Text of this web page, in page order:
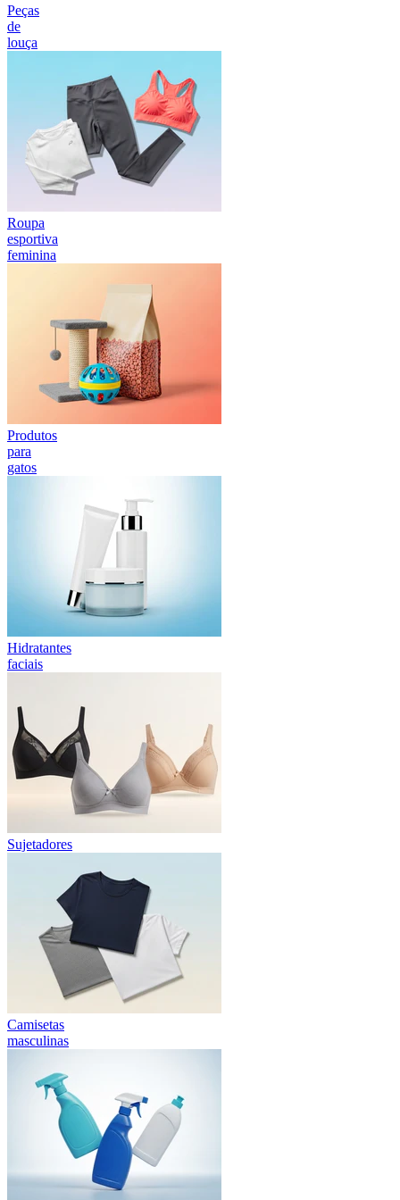
Peças
de
louça
Roupa
esportiva
feminina
Produtos
para
gatos
Hidratantes
faciais
Sujetadores
Camisetas
masculinas